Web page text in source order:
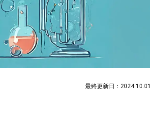
最終更新日：2024.10.01